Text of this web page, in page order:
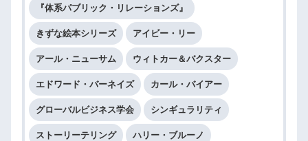
『体系パブリック・リレーションズ』
きずな絵本シリーズ アイビー・リー
アール・ニューサム ウィトカー＆バクスター
エドワード・バーネイズ カール・バイアー
グローバルビジネス学会 シンギュラリティ
ストーリーテリング ハリー・ブルーノ